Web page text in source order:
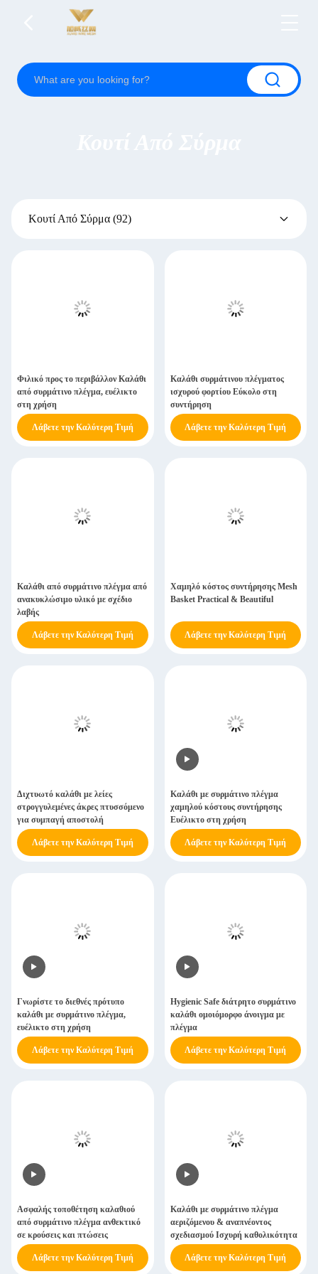
Κουτί Από Σύρμα (92)
Φιλικό προς το περιβάλλον Καλάθι
από συρμάτινο πλέγμα, ευέλικτο
στη χρήση
Λάβετε την Καλύτερη Τιμή
Καλάθι συρμάτινου πλέγματος
ισχυρού φορτίου Εύκολο στη
συντήρηση
Λάβετε την Καλύτερη Τιμή
Καλάθι από συρμάτινο πλέγμα από
ανακυκλώσιμο υλικό με σχέδιο
λαβής
Λάβετε την Καλύτερη Τιμή
Χαμηλό κόστος συντήρησης Mesh
Basket Practical & Beautiful
Λάβετε την Καλύτερη Τιμή
Διχτυωτό καλάθι με λείες
στρογγυλεμένες άκρες πτυσσόμενο
για συμπαγή αποστολή
Λάβετε την Καλύτερη Τιμή
Καλάθι με συρμάτινο πλέγμα
χαμηλού κόστους συντήρησης
Ευέλικτο στη χρήση
Λάβετε την Καλύτερη Τιμή
Γνωρίστε το διεθνές πρότυπο
καλάθι με συρμάτινο πλέγμα,
ευέλικτο στη χρήση
Λάβετε την Καλύτερη Τιμή
Hygienic Safe διάτρητο συρμάτινο
καλάθι ομοιόμορφο άνοιγμα με
πλέγμα
Λάβετε την Καλύτερη Τιμή
Ασφαλής τοποθέτηση καλαθιού
από συρμάτινο πλέγμα ανθεκτικό
σε κρούσεις και πτώσεις
Λάβετε την Καλύτερη Τιμή
Καλάθι με συρμάτινο πλέγμα
αεριζόμενου & αναπνέοντος
σχεδιασμού Ισχυρή καθολικότητα
Λάβετε την Καλύτερη Τιμή